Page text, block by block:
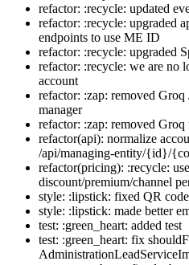
refactor: :recycle: updated
refactor: :recycle: upgraded
endpoints to use ME ID
refactor: :recycle: upgraded
refactor: :recycle: we are no
account
refactor: :zap: removed
manager
refactor: :zap: removed
refactor(api): normalize
/api/managing-entity/{id}/
refactor(pricing): :recycle:
discount/premium/channel
style: :lipstick: fixed QR code
style: :lipstick: made better
test: :green_heart: added test
test: :green_heart: fix